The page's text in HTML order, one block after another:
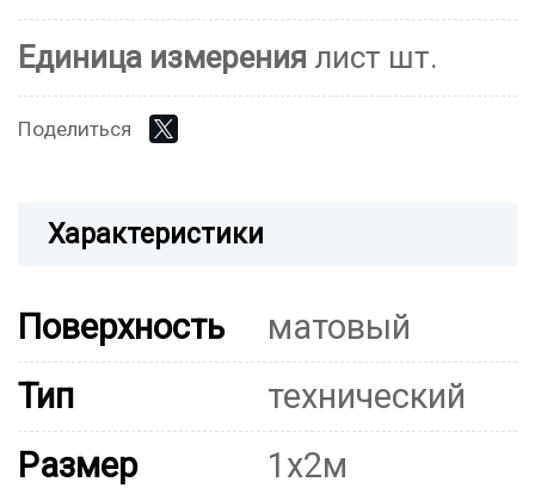
Единица измерения лист шт.
Поделиться
Характеристики
Поверхность
матовый
Тип
технический
Размер
1х2м